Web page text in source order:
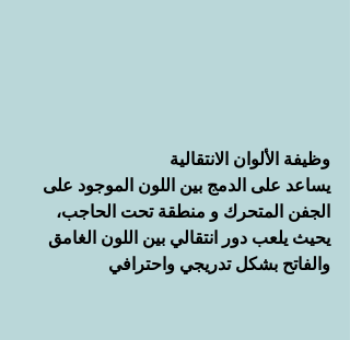
وظيفة الألوان الانتقالية
يساعد على الدمج بين اللون الموجود على
الجفن المتحرك و منطقة تحت الحاجب،
يحيث يلعب دور انتقالي بين اللون الغامق
والفاتح بشكل تدريجي واحترافي